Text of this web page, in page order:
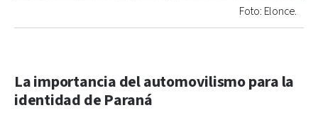
Foto: Elonce.
La importancia del automovilismo para la
identidad de Paraná